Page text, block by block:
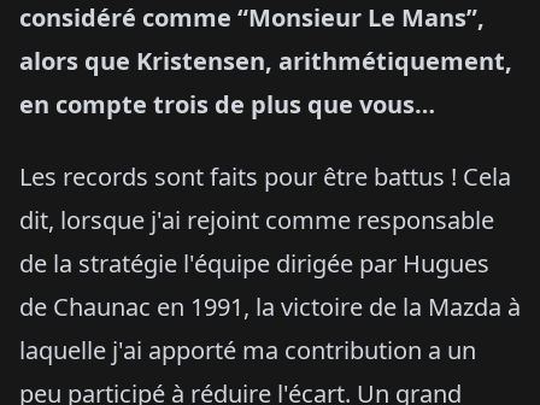
considéré comme “Monsieur Le Mans”,
alors que Kristensen, arithmétiquement,
en compte trois de plus que vous…
Les records sont faits pour être battus ! Cela
dit, lorsque j'ai rejoint comme responsable
de la stratégie l'équipe dirigée par Hugues
de Chaunac en 1991, la victoire de la Mazda à
laquelle j'ai apporté ma contribution a un
peu participé à réduire l'écart. Un grand